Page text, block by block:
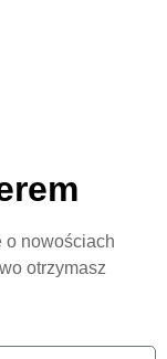
o nowościach
otrzymasz